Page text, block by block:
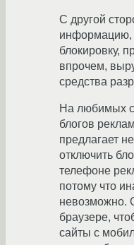
С другой
информацию,
блокировку,
впрочем,
средства
На любимых
блогов
предлагает
отключить
телефоне
потому что
невозможно.
браузере,
сайты с